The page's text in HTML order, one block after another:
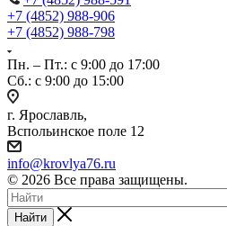
+7 (4852) 988-906
+7 (4852) 988-798
Пн. – Пт.: с 9:00 до 17:00
Сб.: с 9:00 до 15:00
г. Ярославль,
Вспольинское поле 12
info@krovlya76.ru
© 2026 Все права защищены.
Найти